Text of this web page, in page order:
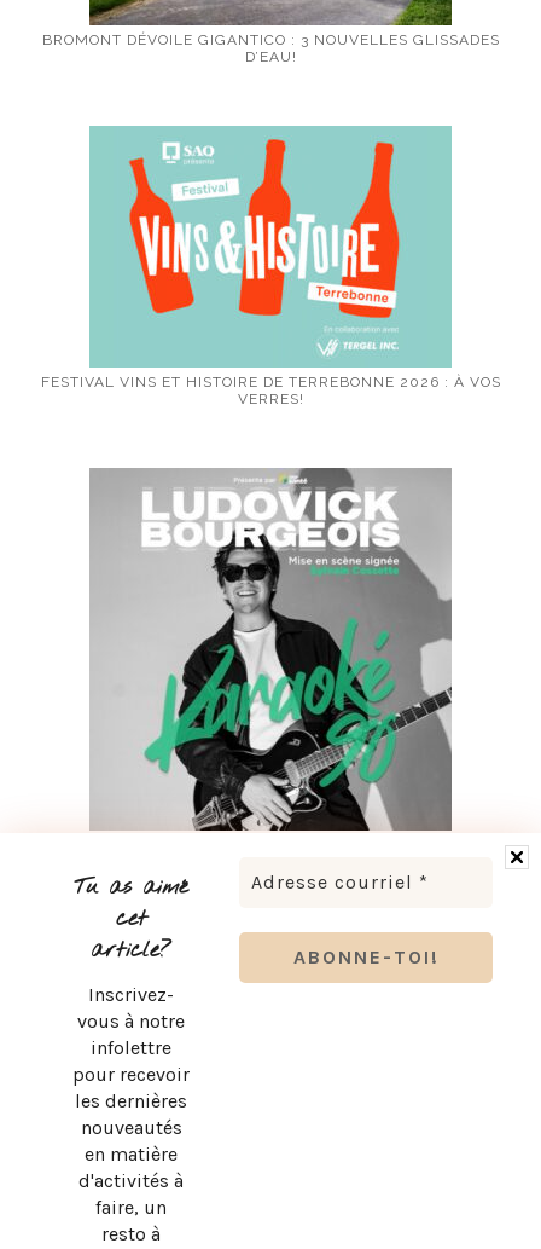
Tu as aimé
cet
article?
Inscrivez-
vous à notre
infolettre
pour recevoir
les dernières
nouveautés
en matière
d'activités à
faire, un
resto à
BROMONT DÉVOILE GIGANTICO : 3 NOUVELLES GLISSADES
D’EAU!
FESTIVAL VINS ET HISTOIRE DE TERREBONNE 2026 : À VOS
VERRES!